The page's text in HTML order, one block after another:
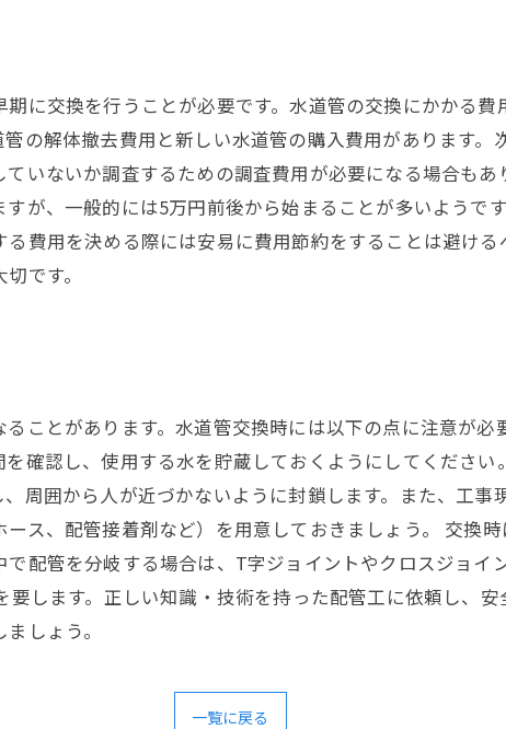
に交換を行うことが必要です。水道管の交換にかかる
の解体撤去費用と新しい水道管の購入費用があります
いないか調査するための調査費用が必要になる場合も
が、一般的には5万円前後から始まることが多いようで
費用を決める際には安易に費用節約をすることは避け
です。
ことがあります。水道管交換時には以下の点に注意が必
確認し、使用する水を貯蔵しておくようにしてくださ
周囲から人が近づかないように封鎖します。また、工
ス、配管接着剤など）を用意しておきましょう。 交換時
配管を分岐する場合は、T字ジョイントやクロスジョイ
します。正しい知識・技術を持った配管工に依頼し、安
しょう。
一覧に戻る